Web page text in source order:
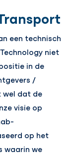
een technisch
niet
in de
/
wel dat de
visie op
op het
waarin we